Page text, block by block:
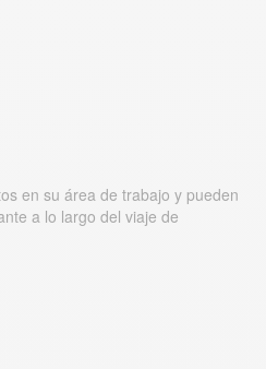
en su área de trabajo y pueden
a lo largo del viaje de